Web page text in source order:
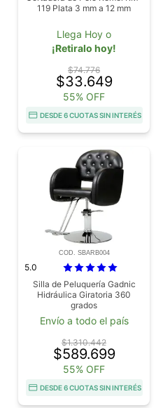
119 Plata 3 mm a 12 mm
Llega Hoy o
¡Retiralo hoy!
$74.776
$33.649
55% OFF
DESDE 6 CUOTAS SIN INTERÉS
COD. SBARB004
5.0
Silla de Peluquería Gadnic
Hidráulica Giratoria 360
grados
Envío a todo el país
$1.310.442
$589.699
55% OFF
DESDE 6 CUOTAS SIN INTERÉS